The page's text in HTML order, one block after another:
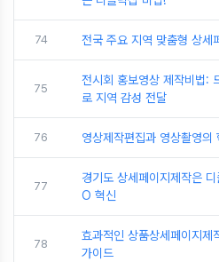
74 전국 주요 지역 맞춤형 상세
75
전시회 홍보영상 제작비법:
로 지역 감성 전달
76 영상제작편집과 영상촬영
77
경기도 상세페이지제작은
O 혁신
78
효과적인 상품상세페이지
가이드